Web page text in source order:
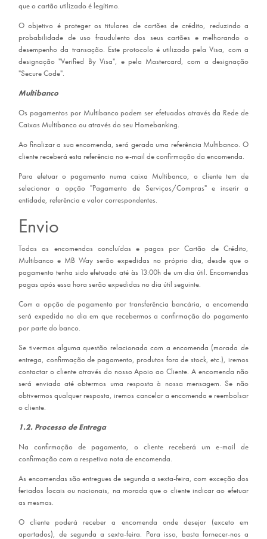
que o cartão utilizado é legítimo.
O objetivo é proteger os titulares de cartões de crédito, reduzindo a
probabilidade de uso fraudulento dos seus cartões e melhorando o
desempenho da transação. Este protocolo é utilizado pela Visa, com a
designação "Verified By Visa", e pela Mastercard, com a designação
"Secure Code".
Multibanco
Os pagamentos por Multibanco podem ser efetuados através da Rede de
Caixas Multibanco ou através do seu Homebanking.
Ao finalizar a sua encomenda, será gerada uma referência Multibanco. O
cliente receberá esta referência no e-mail de confirmação da encomenda.
Para efetuar o pagamento numa caixa Multibanco, o cliente tem de
selecionar a opção "Pagamento de Serviços/Compras" e inserir a
entidade, referência e valor correspondentes.
Envio
Todas as encomendas concluídas e pagas por Cartão de Crédito,
Multibanco e MB Way serão expedidas no próprio dia, desde que o
pagamento tenha sido efetuado até às 13:00h de um dia útil. Encomendas
pagas após essa hora serão expedidas no dia útil seguinte.
Com a opção de pagamento por transferência bancária, a encomenda
será expedida no dia em que recebermos a confirmação do pagamento
por parte do banco.
Se tivermos alguma questão relacionada com a encomenda (morada de
entrega, confirmação de pagamento, produtos fora de stock, etc.), iremos
contactar o cliente através do nosso Apoio ao Cliente. A encomenda não
será enviada até obtermos uma resposta à nossa mensagem. Se não
obtivermos qualquer resposta, iremos cancelar a encomenda e reembolsar
o cliente.
1.2. Processo de Entrega
Na confirmação de pagamento, o cliente receberá um e-mail de
confirmação com a respetiva nota de encomenda.
As encomendas são entregues de segunda a sexta-feira, com exceção dos
feriados locais ou nacionais, na morada que o cliente indicar ao efetuar
as mesmas.
O cliente poderá receber a encomenda onde desejar (exceto em
apartados), de segunda a sexta-feira. Para isso, basta fornecer-nos a